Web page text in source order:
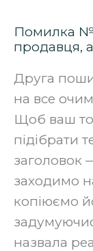
Помилка
продавця,
Друга
на все
Щоб ваш
підібрати
заголовок
заходимо
копіюємо
назвала